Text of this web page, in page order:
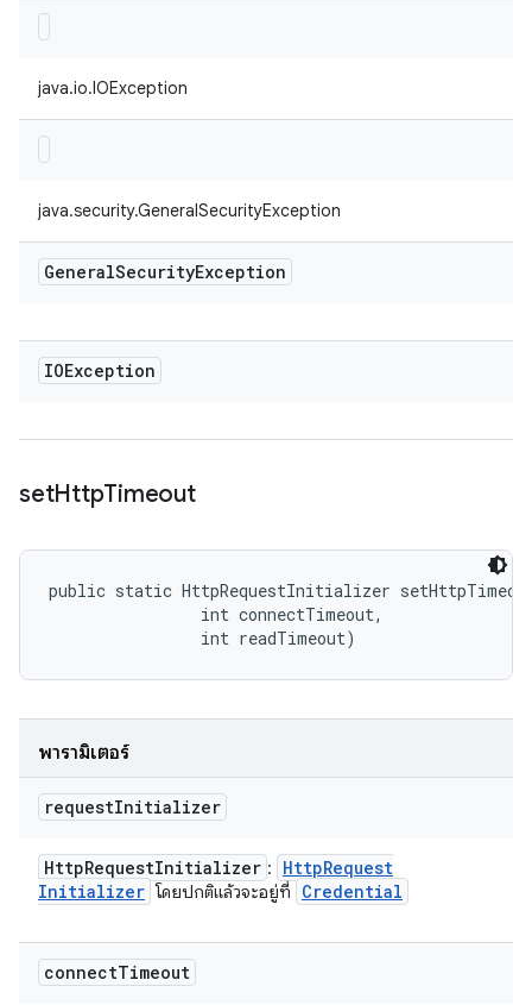
java.io.IOException
java.security.GeneralSecurityException
GeneralSecurityException
IOException
setHttpTimeout
public static HttpRequestInitializer
                int connectTimeout,
                int readTimeout)
พารามิเตอร์
requestInitializer
HttpRequestInitializer : HttpRequest
Initializer โดยปกติแล้วจะอยู่ที่ Credential
connectTimeout